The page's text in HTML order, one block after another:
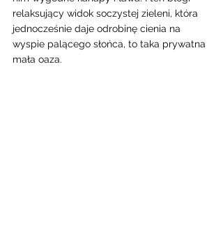
relaksujący widok soczystej zieleni, która
jednocześnie daje odrobinę cienia na
wyspie palącego słońca, to taka prywatna
mała oaza.